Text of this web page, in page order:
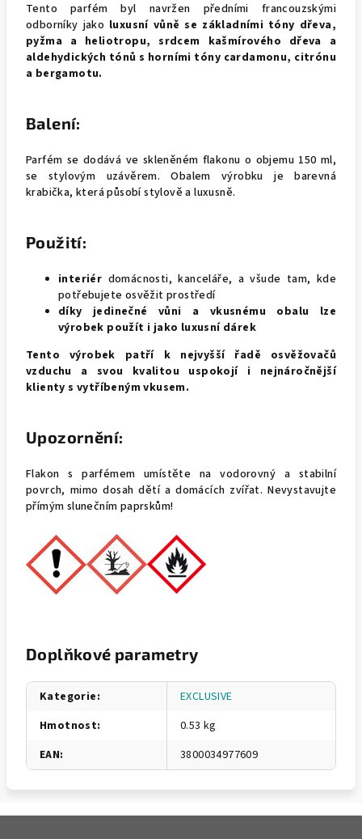
Tento parfém byl navržen předními francouzskými
odborníky jako luxusní vůně se základními tóny dřeva,
pyžma a heliotropu, srdcem kašmírového dřeva a
aldehydických tónů s horními tóny cardamonu, citrónu
a bergamotu.
Balení:
Parfém se dodává ve skleněném flakonu o objemu 150 ml,
se stylovým uzávěrem. Obalem výrobku je barevná
krabička, která působí stylově a luxusně.
Použití:
interiér domácnosti, kanceláře, a všude tam, kde
potřebujete osvěžit prostředí
díky jedinečné vůni a vkusnému obalu lze
výrobek použít i jako luxusní dárek
Tento výrobek patří k nejvyšší řadě osvěžovačů
vzduchu a svou kvalitou uspokojí i nejnáročnější
klienty s vytříbeným vkusem.
Upozornění:
Flakon s parfémem umístěte na vodorovný a stabilní
povrch, mimo dosah dětí a domácích zvířat. Nevystavujte
přímým slunečním paprskům!
Doplňkové parametry
Kategorie:
EXCLUSIVE
Hmotnost:
0.53 kg
EAN: 3800034977609